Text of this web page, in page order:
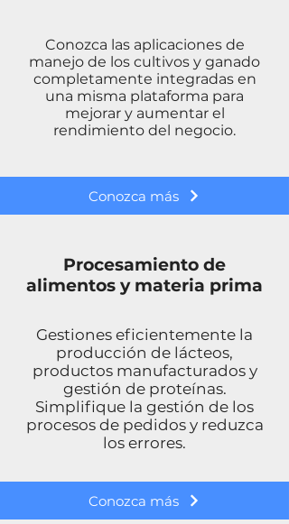
Conozca las aplicaciones de
manejo de los cultivos y ganado
completamente integradas en
una misma plataforma para
mejorar y aumentar el
rendimiento del negocio.
Conozca más
Procesamiento de
alimentos y materia prima
Gestiones eficientemente la
producción de lácteos,
productos manufacturados y
gestión de proteínas.
Simplifique la gestión de los
procesos de pedidos y reduzca
los errores.
Conozca más